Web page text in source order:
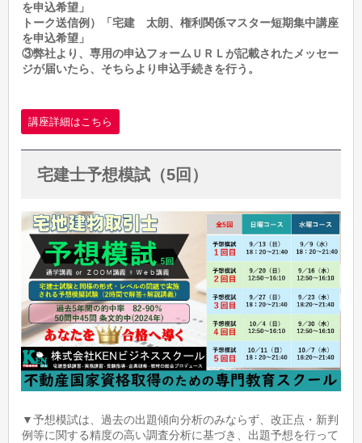
を申込希望」
トーク送信例）「宅建 太朗、権利関係マスター短期集中講座
を申込希望」
③弊社より、専用の申込フォームＵＲＬが記載されたメッセー
ジが届いたら、そちらより申込手続きを行う。
講座詳細はこちら
宅建士予想模試（5回）
▼予想模試は、過去の出題傾向分析のみならず、改正点・新判
例等に関する精度の高い調査分析に基づき、出題予想を行って